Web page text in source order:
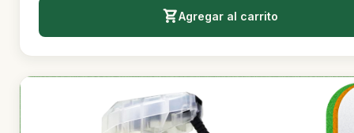
Agregar al carrito